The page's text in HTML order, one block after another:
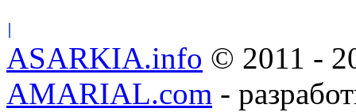
ASARKIA.info © 2011 -
AMARIAL.com -